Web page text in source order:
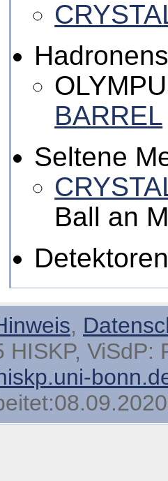
BARREL
Seltene
Ball an
,
ViSdP: